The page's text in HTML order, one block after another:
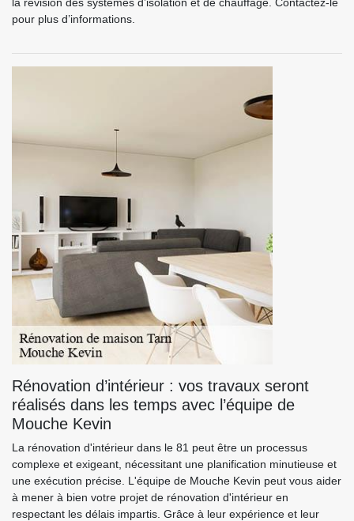
pour plus d’informations.
Rénovation d’intérieur : vos travaux seront
réalisés dans les temps avec l’équipe de
Mouche Kevin
La rénovation d'intérieur dans le 81 peut être un processus
complexe et exigeant, nécessitant une planification minutieuse et
une exécution précise. L'équipe de Mouche Kevin peut vous aider
à mener à bien votre projet de rénovation d'intérieur en
respectant les délais impartis. Grâce à leur expérience et leur